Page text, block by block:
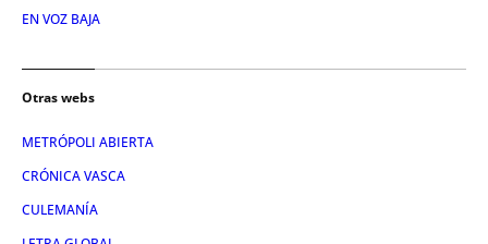
EN VOZ BAJA
Otras webs
METRÓPOLI ABIERTA
CRÓNICA VASCA
CULEMANÍA